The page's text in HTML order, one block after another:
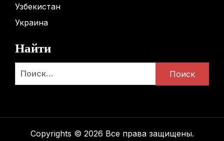
Узбекистан
Украина
Найти
Найти:
Copyrights © 2026 Все права защищены.